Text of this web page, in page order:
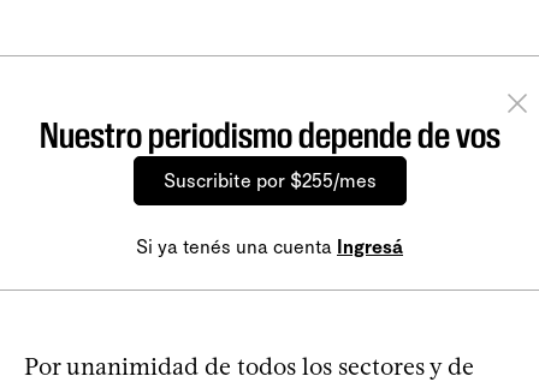
Nuestro periodismo depende de vos
Suscribite por $255/mes
Si ya tenés una cuenta Ingresá
Por unanimidad de todos los sectores y de